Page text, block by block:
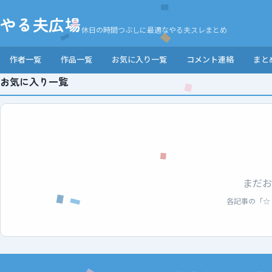
やる夫広場休日の時間つぶしに最適なやる夫スレまとめ
作者一覧 作品一覧 お気に入り一覧 コメント連絡 まと
お気に入り一覧
まだ
各記事の「☆